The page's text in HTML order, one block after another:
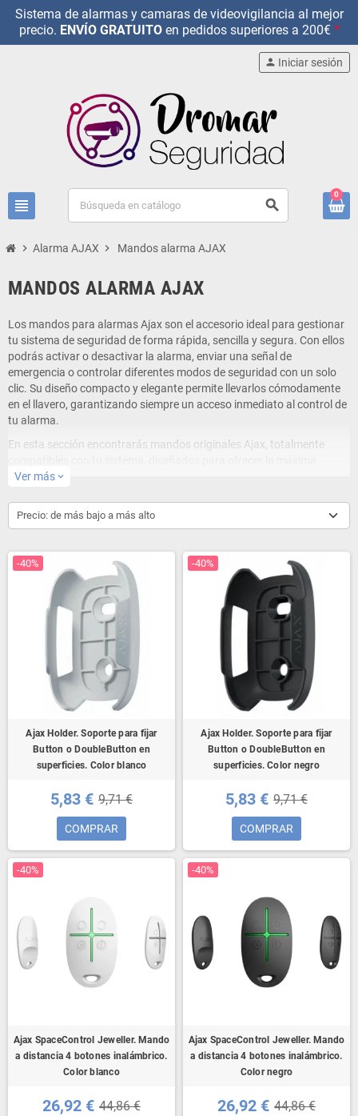
Sistema de alarmas y camaras de videovigilancia al mejor
precio. ENVÍO GRATUITOen pedidos superiores a 200€*
view_headline search
person Iniciar sesión
0
chevron_right Alarma AJAX chevron_right Mandos alarma AJAX
MANDOS ALARMA AJAX
Los mandos para alarmas Ajax son el accesorio ideal para gestionar
tu sistema de seguridad de forma rápida, sencilla y segura. Con ellos
podrás activar o desactivar la alarma, enviar una señal de
emergencia o controlar diferentes modos de seguridad con un solo
clic. Su diseño compacto y elegante permite llevarlos cómodamente
en el llavero, garantizando siempre un acceso inmediato al control de
tu alarma.
En esta sección encontrarás mandos originales Ajax, totalmente
fiabilidad y protección. Si buscas comodidad, seguridad y tecnología
negocio.
Ver más expand_more
Precio: de más bajo a más alto
-40%
Ajax Holder. Soporte para fijar
Button o DoubleButton en
superficies. Color blanco
5,83 € 9,71 €
COMPRAR
-40%
Ajax Holder. Soporte para fijar
Button o DoubleButton en
superficies. Color negro
5,83 € 9,71 €
COMPRAR
-40%
Ajax SpaceControl Jeweller. Mando
a distancia 4 botones inalámbrico.
Color blanco
26,92 € 44,86 €
-40%
Ajax SpaceControl Jeweller. Mando
a distancia 4 botones inalámbrico.
Color negro
26,92 € 44,86 €